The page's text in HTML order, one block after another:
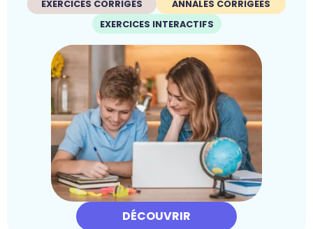
EXERCICES CORRIGÉS
ANNALES CORRIGÉES
EXERCICES INTERACTIFS
DÉCOUVRIR